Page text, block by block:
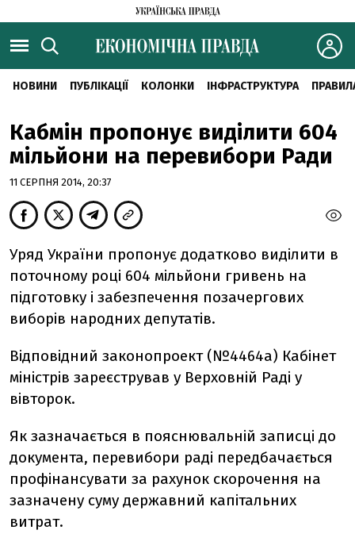
НОВИНИ ПУБЛІКАЦІЇ КОЛОНКИ ІНФРАСТРУКТУРА
Кабмін пропонує виділити 604
мільйони на перевибори Ради
11 СЕРПНЯ 2014, 20:37
Уряд України пропонує додатково виділити в
поточному році 604 мільйони гривень на
підготовку і забезпечення позачергових
виборів народних депутатів.
Відповідний законопроект (№4464а) Кабінет
міністрів зареєстрував у Верховній Раді у
вівторок.
Як зазначається в пояснювальній записці до
документа, перевибори раді передбачається
профінансувати за рахунок скорочення на
зазначену суму державний капітальних
витрат.